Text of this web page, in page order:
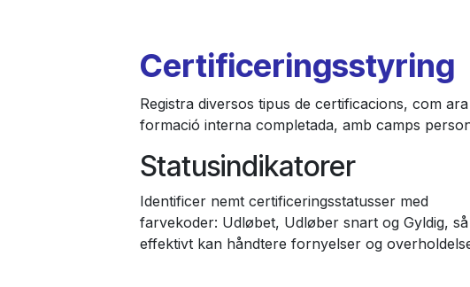
Certificeringsstyring
Registra diversos tipus de certificacions, com
formació interna completada, amb camps
Statusindikatorer
Identificer nemt certificeringsstatusser med
farvekoder: Udløbet, Udløber snart og Gyldig,
effektivt kan håndtere fornyelser og